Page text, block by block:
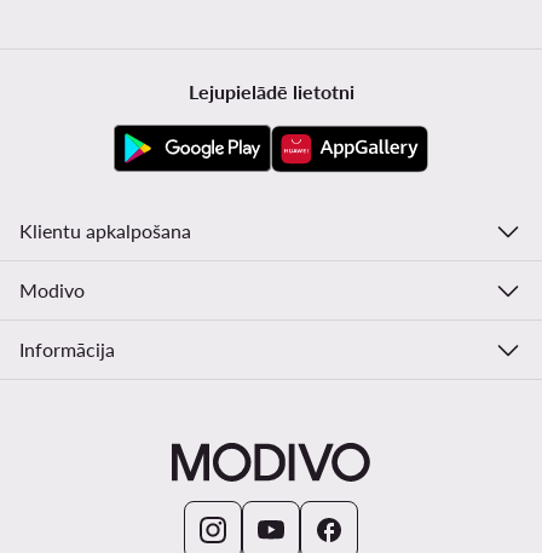
Lejupielādē lietotni
Klientu apkalpošana
Modivo
Informācija